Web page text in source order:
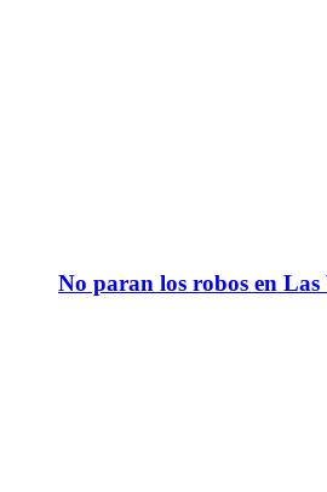
No paran los robos en